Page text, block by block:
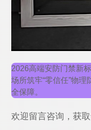
2026高端安防门禁新
场所筑牢“零信任”物
全保障。
欢迎留言咨询，获